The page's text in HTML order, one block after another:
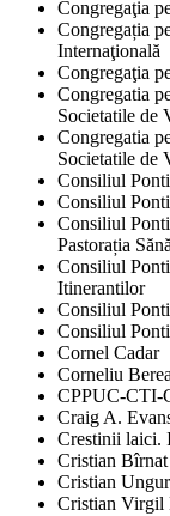
Congregaţia
Congregația
Internaţională
Congregaţia
Congregatia
Societatile de
Congregatia
Societatile de
Consiliul
Consiliul
Consiliul
Pastorația
Consiliul
Itinerantilor
Consiliul
Consiliul
Cornel Cadar
Corneliu
CPPUC-CTI-
Craig A.
Crestinii laici.
Cristian Bîrnat
Cristian
Cristian Virgil